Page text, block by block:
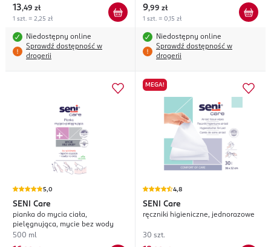
13,49 zł
1 szt. = 2,25 zł
Niedostępny online
Sprawdź dostępność w
drogerii
9,99 zł
1 szt. = 0,15 zł
Niedostępny online
Sprawdź dostępność w
drogerii
5,0
SENI Care
pianka do mycia ciała,
pielęgnująca, mycie bez wody
500 ml
MEGA!
4,8
SENI Care
ręczniki higieniczne, jednorazowe
30 szt.